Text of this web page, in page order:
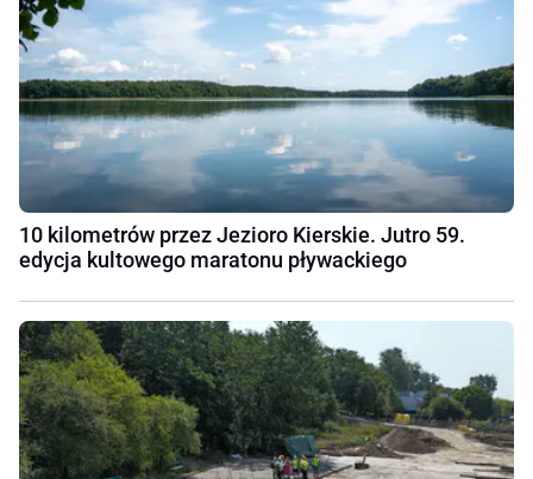
10 kilometrów przez Jezioro Kierskie. Jutro 59.
edycja kultowego maratonu pływackiego